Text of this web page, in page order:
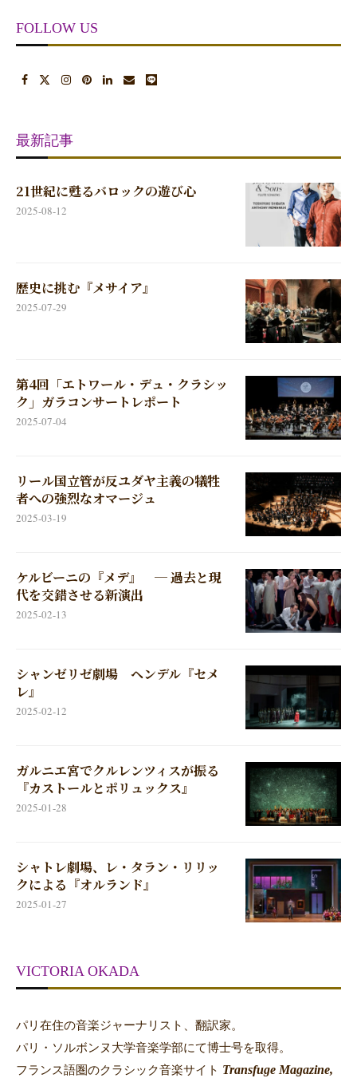
FOLLOW US
最新記事
21世紀に甦るバロックの遊び心
2025-08-12
歴史に挑む『メサイア』
2025-07-29
第4回「エトワール・デュ・クラシッ
ク」ガラコンサートレポート
2025-07-04
リール国立管が反ユダヤ主義の犠牲
者への強烈なオマージュ
2025-03-19
ケルビーニの『メデ』 ─ 過去と現
代を交錯させる新演出
2025-02-13
シャンゼリゼ劇場 ヘンデル『セメ
レ』
2025-02-12
ガルニエ宮でクルレンツィスが振る
『カストールとポリュックス』
2025-01-28
シャトレ劇場、レ・タラン・リリッ
クによる『オルランド』
2025-01-27
VICTORIA OKADA
パリ在住の音楽ジャーナリスト、翻訳家。
パリ・ソルボンヌ大学音楽学部にて博士号を取得。
フランス語圏のクラシック音楽サイト Transfuge Magazine,